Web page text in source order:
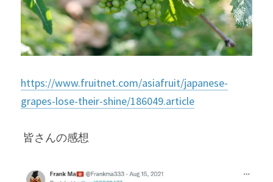
https://www.fruitnet.com/asiafruit/japanese-
grapes-lose-their-shine/186049.article
皆さんの感想